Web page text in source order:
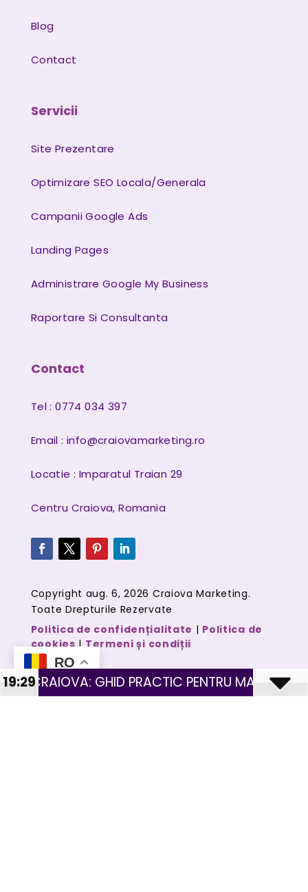
Blog
Contact
Servicii
Site Prezentare
Optimizare SEO Locala/Generala
Campanii Google Ads
Landing Pages
Administrare Google My Business
Raportare Si Consultanta
Contact
Tel : 0774 034 397
Email : info@craiovamarketing.ro
Locatie : Imparatul Traian 29
Centru Craiova, Romania
Copyright aug. 6, 2026 Craiova Marketing.
Toate Drepturile Rezervate
Politica de confidențialitate | Politica de
cookies|Termeni și condiții
RO
GHID PRACTIC PENTRU MAGAZINE CU PRODUSE
19:29